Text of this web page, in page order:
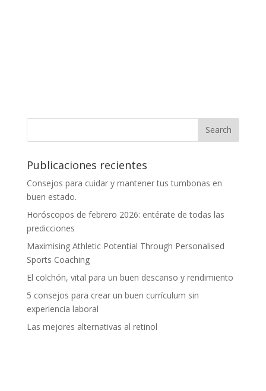
Publicaciones recientes
Consejos para cuidar y mantener tus tumbonas en
buen estado.
Horóscopos de febrero 2026: entérate de todas las
predicciones
Maximising Athletic Potential Through Personalised
Sports Coaching
El colchón, vital para un buen descanso y rendimiento
5 consejos para crear un buen currículum sin
experiencia laboral
Las mejores alternativas al retinol